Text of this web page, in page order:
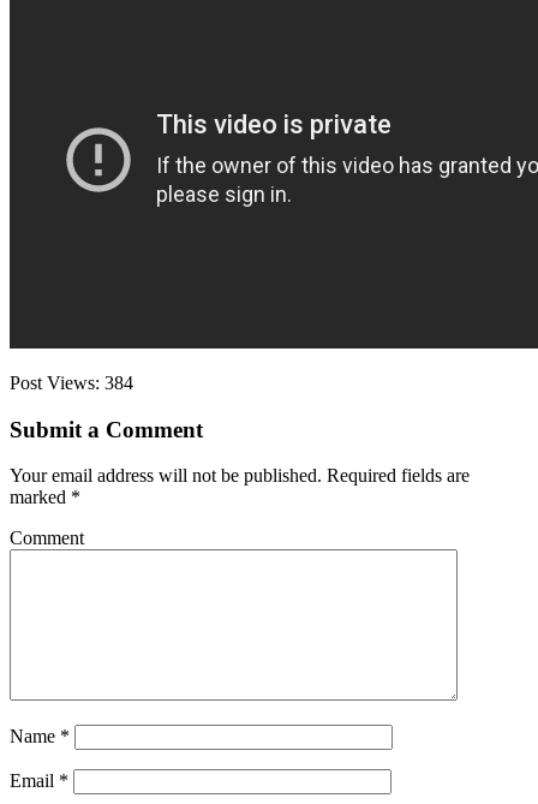
Post Views: 384
Submit a Comment
Your email address will not be published. Required fields are
marked *
Comment
Name *
Email *